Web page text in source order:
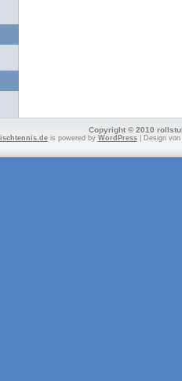
Copyright © 2010
is powered by WordPress| Design von